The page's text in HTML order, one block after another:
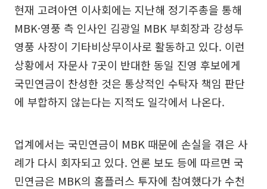
현재 고려아연 이사회에는 지난해 정기주총을 통해
MBK·영풍 측 인사인 김광일 MBK 부회장과 강성두
영풍 사장이 기타비상무이사로 활동하고 있다. 이런
상황에서 자문사 7곳이 반대한 동일 진영 후보에게
국민연금이 찬성한 것은 통상적인 수탁자 책임 판단
에 부합하지 않는다는 지적도 일각에서 나온다.
업계에서는 국민연금이 MBK 때문에 손실을 겪은 사
례가 다시 회자되고 있다. 언론 보도 등에 따르면 국
민연금은 MBK의 홈플러스 투자에 참여했다가 수천